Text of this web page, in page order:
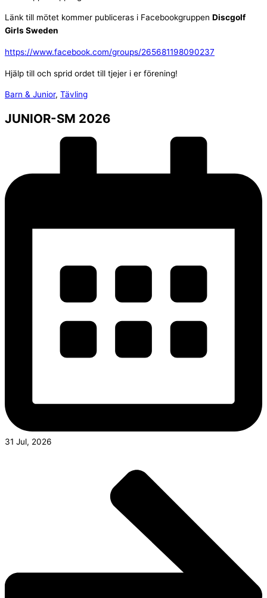
Länk till mötet kommer publiceras i Facebookgruppen Discgolf
Girls Sweden
https://www.facebook.com/groups/265681198090237
Hjälp till och sprid ordet till tjejer i er förening!
Barn & Junior, Tävling
JUNIOR-SM 2026
31 Jul, 2026